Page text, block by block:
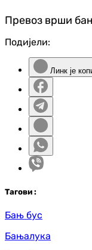
Превоз врши
Подијели:
Линк је
Тагови :
Бањ бус
Бањалука